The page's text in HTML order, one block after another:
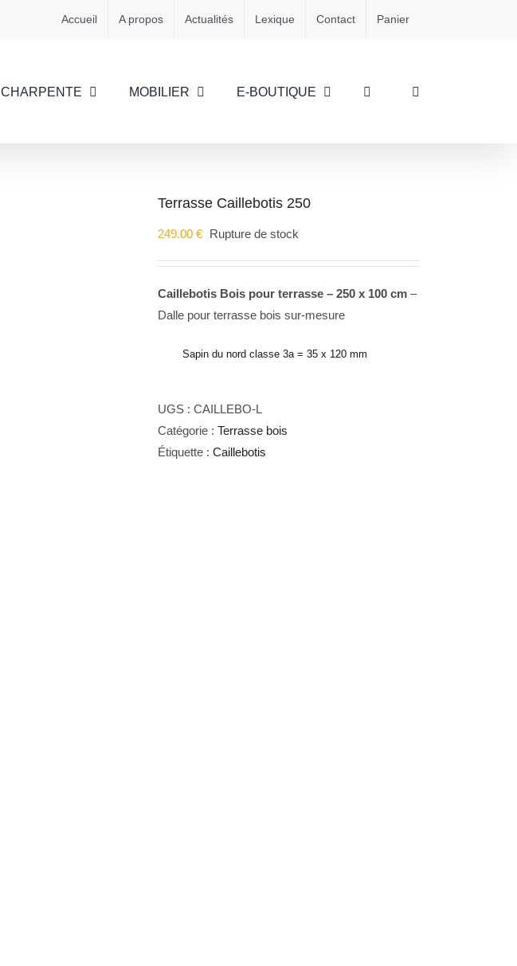
Accueil A propos Actualités Lexique Contact Panier
CHARPENTE MOBILIER E-BOUTIQUE
Terrasse Caillebotis 250
249.00 € Rupture de stock
Caillebotis Bois pour terrasse – 250 x 100 cm –
Dalle pour terrasse bois sur-mesure
Sapin du nord classe 3a = 35 x 120 mm
UGS : CAILLEBO-L
Catégorie : Terrasse bois
Étiquette : Caillebotis